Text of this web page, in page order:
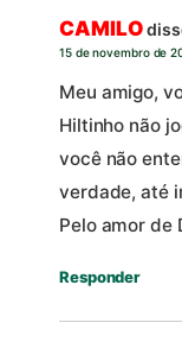
CAMILO
15 de novembro de
Meu amigo,
Hiltinho não
você não
verdade, até
Pelo amor de
Responder